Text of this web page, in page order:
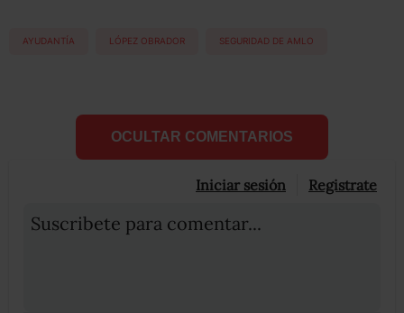
AYUDANTÍA LÓPEZ OBRADOR SEGURIDAD DE AMLO
OCULTAR COMENTARIOS
Iniciar sesión Registrate
Suscribete para comentar...